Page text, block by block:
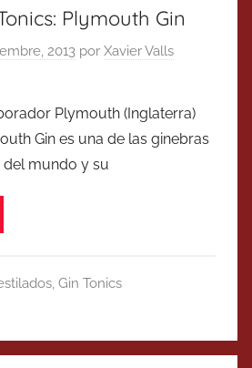
Plymouth Gin
2013 por Xavier Valls
Plymouth (Inglaterra)
Gin es una de las ginebras
mundo y su
, Gin Tonics